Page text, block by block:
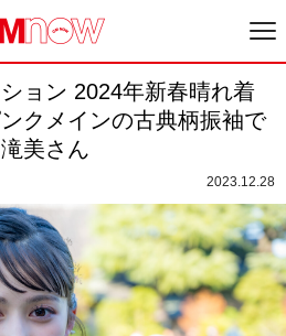
ョン 2024年新春晴れ着
クメインの古典柄振袖で
美さん
2023.12.28